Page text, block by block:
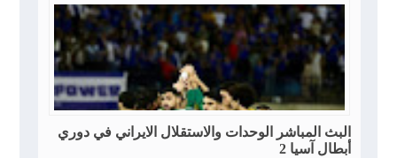
البث المباشر الوحدات والاستقلال الايراني في دوري
أبطال آسيا 2